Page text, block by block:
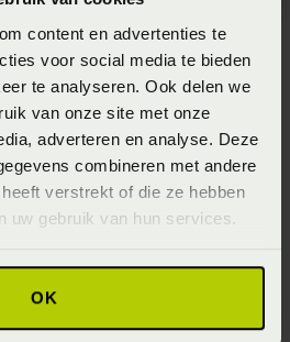
content en advertenties te
voor social media te bieden
te analyseren. Ook delen we
van onze site met onze
adverteren en analyse. Deze
combineren met andere
verstrekt of die ze hebben
uw gebruik van hun services.
OK
meer mensen met
gebrek aan licht en een
We staan in het donker op om
de zon gaat ook alweer vroeg
(ontbijt, lunch, diner)